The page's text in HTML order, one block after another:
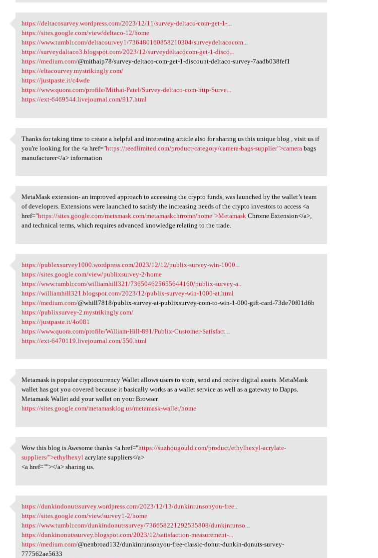
https://deltacosurvey
https://deltacosurvey.wordpress.com/2023/12/11/survey-deltaco-com-get-1-...
https://sites.google.com/view/deltaco-12/home
https://www.tumblr.com/deltacourvey1/736480160858210304/surveydeltacocom...
https://surveydaltaco3.blogspot.com/2023/12/surveydeltacocom-get-1-disco...
https://medium.com/@mithaip78/survey-deltaco-com-get-1-discount-deltaco-survey-7aadb038fef1
https://eltacourvey.mystrikingly.com/
https://justpaste.it/c4wde
https://www.quora.com/profile/Mithai-Patel/Survey-deltaco-com-http-Surve...
https://ext-6469544.livejournal.com/917.html
Thanks for taking time to
Thanks for taking time to create a helpful and interesting article also for sharing us this unique blog , visit us if
you're looking for the <a href="https://reedlimited.com/product-category/camera-bags-supplier">camera bags
manufacturer</a> information
MetaMask extension- an
MetaMask extension- an improved approach to accessing the crypto funds, was launched by the wallet’s team
of developers. Extensions were launched to satisfy the increasing needs of the crypto investors to access <a
href="https://sites.google.com/metsmask.com/metamaskchrrome/home">Metamask Chrome Extension</a>,
and technical terms, which requires advanced knowledge relating to the trade.
https://publexsurvey1000
https://publexsurvey1000.wordpress.com/2023/12/12/publix-survey-win-1000...
https://sites.google.com/view/publixsurvey-2/home
https://www.tumblr.com/williamhill321/736504625655644160/publix-survey-a...
https://williamhill321.blogspot.com/2023/12/publix-survey-win-1000-at.html
https://medium.com/@whill7818/publix-survey-at-publixsurvey-com-to-win-1-000-gift-card-73de70f01d6b
https://publixsurvey-2.mystrikingly.com/
https://justpaste.it/4o081
https://www.quora.com/profile/William-Hill-891/Publix-Customer-Satisfact...
https://ext-6470119.livejournal.com/550.html
Metamask is popular
Metamask is popular cryptocurrency Wallet allows users to store, send and recive digital assets. MetaMask
wallet has got you covered because it basically works as a wallet service as well as a gateway to Dapps.
Metamask Wallet add your wallet on your Browser.
https://sites.google.com/metamasklog.us/metamask-wallet/home
Wow this blog is Awesome
Wow this blog is Awesome thanks <a href="https://suzhougould.com/product/ethylhexyl-acrylate-
suppliers/">ethylhexyl acrylate suppliers</a>
<a href=""></a> sharing us.
https://dunkindonutssurvey
https://dunkindonutssurvey.wordpress.com/2023/12/13/dunkinrunsonyou-free...
https://sites.google.com/view/survey1-2/home
https://www.tumblr.com/dunkindonutssurvey/736658221292535808/dunkinrunso...
https://dunkinonutssurvey.blogspot.com/2023/12/satisfaction-measurement-...
https://medium.com/@nenbroad132/dunkinrunsonyou-free-classic-donut-dunkin-donuts-survey-
777562ae5633